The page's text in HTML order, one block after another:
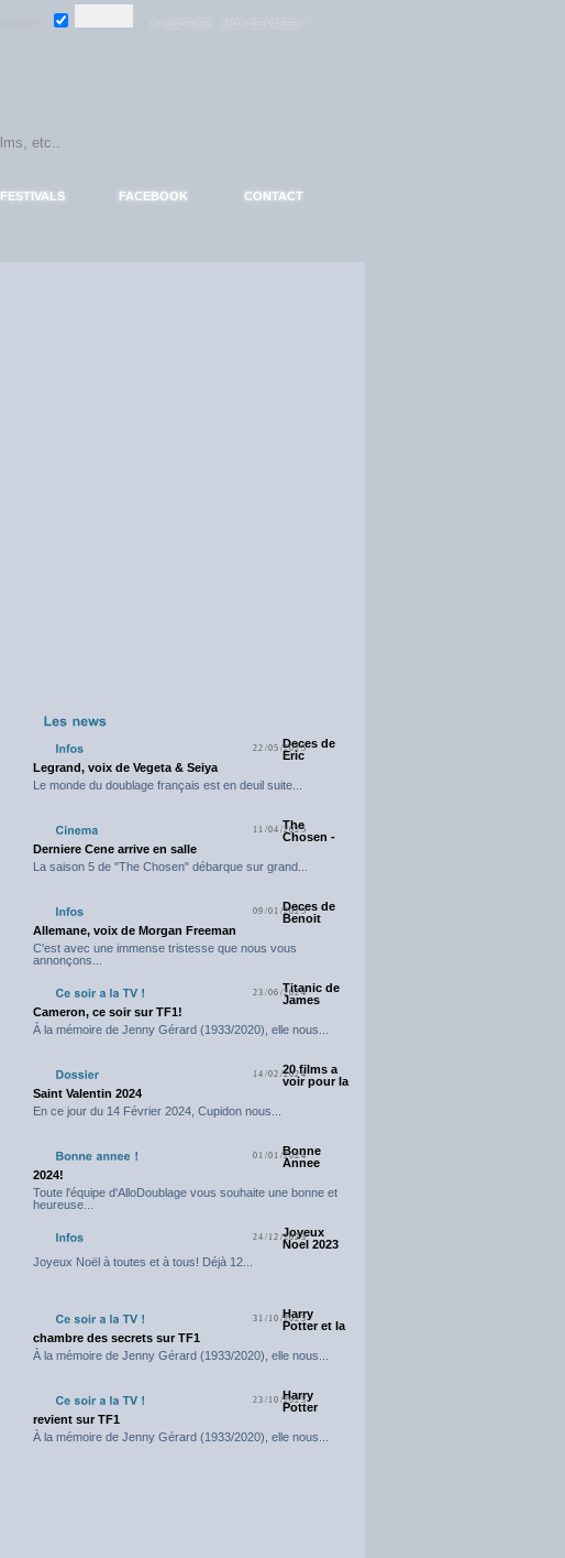
FESTIVALS FACEBOOK CONTACT
22/05/2025Deces de
Eric
Legrand, voix de Vegeta & Seiya
Le monde du doublage français est en deuil suite...
11/04/2025
The
Chosen -
Derniere Cene arrive en salle
La saison 5 de "The Chosen" débarque sur grand...
09/01/2025Deces de
Benoit
Allemane, voix de Morgan Freeman
C'est avec une immense tristesse que nous vous
annonçons...
23/06/2024Titanic de
James
Cameron, ce soir sur TF1!
À la mémoire de Jenny Gérard (1933/2020), elle nous...
14/02/202420 films a
voir pour la
Saint Valentin 2024
En ce jour du 14 Février 2024, Cupidon nous...
01/01/2024
Bonne
Annee
2024!
Toute l'équipe d'AlloDoublage vous souhaite une bonne et
heureuse...
24/12/2023
Joyeux
Noel 2023
Joyeux Noël à toutes et à tous! Déjà 12...
31/10/2023
Harry
Potter et la
chambre des secrets sur TF1
À la mémoire de Jenny Gérard (1933/2020), elle nous...
23/10/2023
Harry
Potter
revient sur TF1
À la mémoire de Jenny Gérard (1933/2020), elle nous...